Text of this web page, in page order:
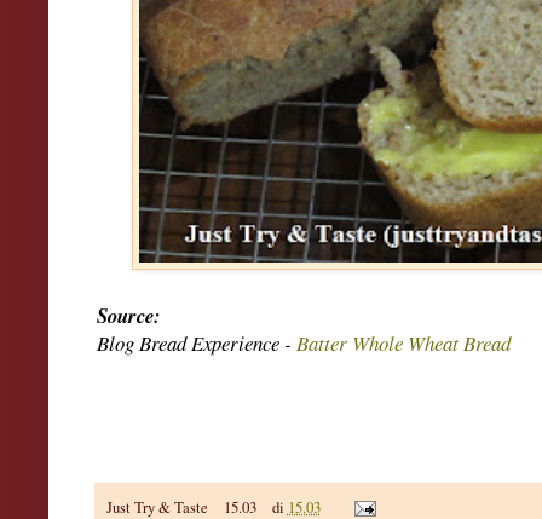
Source:
Blog Bread Experience - Batter Whole Wheat Bread
Just Try & Taste 15.03 di 15.03